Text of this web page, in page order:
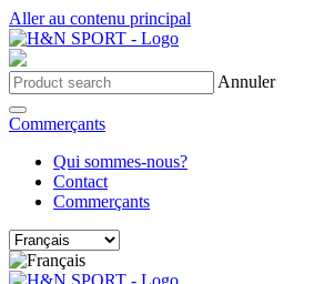
Aller au contenu principal
Annuler
Commerçants
Qui sommes-nous?
Contact
Commerçants